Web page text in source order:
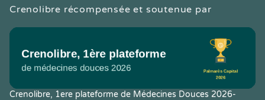
Crenolibre récompensée et soutenue par
Crenolibre, 1ere plateforme de Médecines Douces 2026-